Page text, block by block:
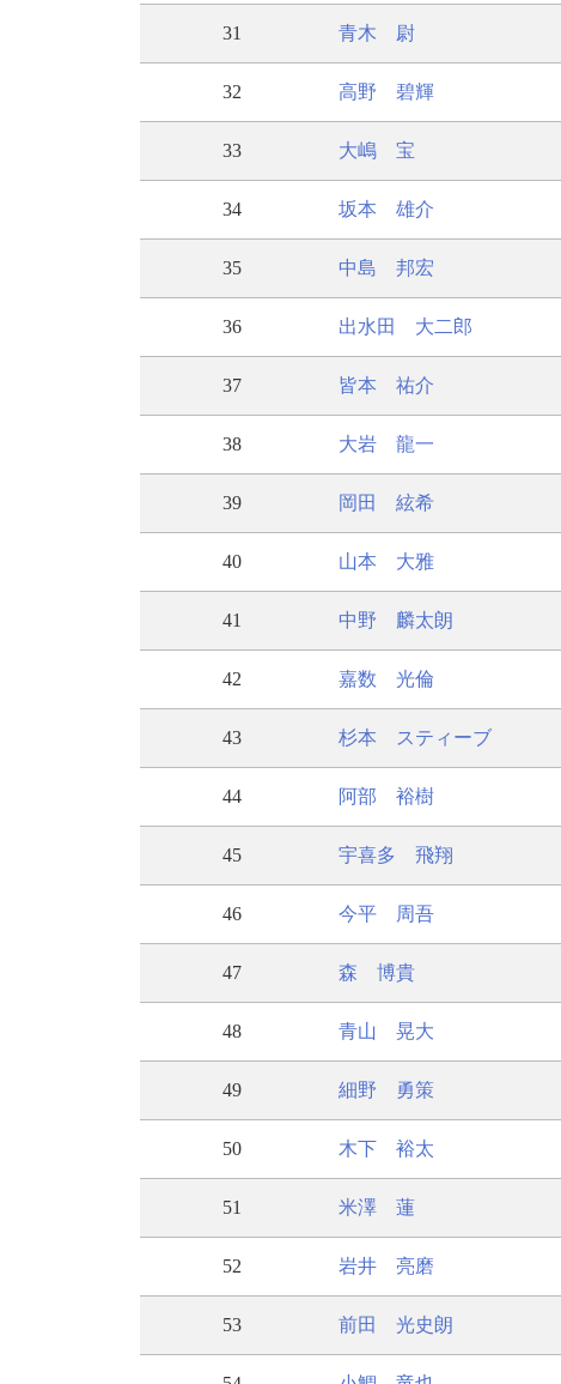
31 青木 尉
32 高野 碧輝
33 大嶋 宝
34 坂本 雄介
35 中島 邦宏
36 出水田 大二郎
37 皆本 祐介
38 大岩 龍一
39 岡田 絃希
40 山本 大雅
41 中野 麟太朗
42 嘉数 光倫
43 杉本 スティーブ
44 阿部 裕樹
45 宇喜多 飛翔
46 今平 周吾
47 森 博貴
48 青山 晃大
49 細野 勇策
50 木下 裕太
51 米澤 蓮
52 岩井 亮磨
53 前田 光史朗